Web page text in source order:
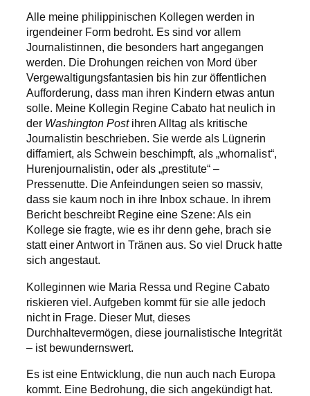
Alle meine philippinischen Kollegen werden in
irgendeiner Form bedroht. Es sind vor allem
Journalistinnen, die besonders hart angegangen
werden. Die Drohungen reichen von Mord über
Vergewaltigungsfantasien bis hin zur öffentlichen
Aufforderung, dass man ihren Kindern etwas antun
solle. Meine Kollegin Regine Cabato hat neulich in
der Washington Postihren Alltag als kritische
Journalistin beschrieben. Sie werde als Lügnerin
diffamiert, als Schwein beschimpft, als „whornalist“,
Hurenjournalistin, oder als „prestitute“ –
Pressenutte. Die Anfeindungen seien so massiv,
dass sie kaum noch in ihre Inbox schaue. In ihrem
Bericht beschreibt Regine eine Szene: Als ein
Kollege sie fragte, wie es ihr denn gehe, brach sie
statt einer Antwort in Tränen aus. So viel Druck hatte
sich angestaut.
Kolleginnen wie Maria Ressa und Regine Cabato
riskieren viel. Aufgeben kommt für sie alle jedoch
nicht in Frage. Dieser Mut, dieses
Durchhaltevermögen, diese journalistische Integrität
– ist bewundernswert.
Es ist eine Entwicklung, die nun auch nach Europa
kommt. Eine Bedrohung, die sich angekündigt hat.